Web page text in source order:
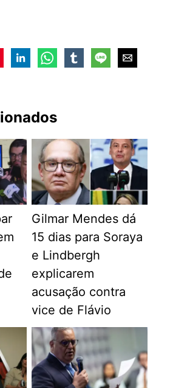
Gilmar Mendes dá
15 dias para Soraya
e Lindbergh
explicarem
acusação contra
vice de Flávio